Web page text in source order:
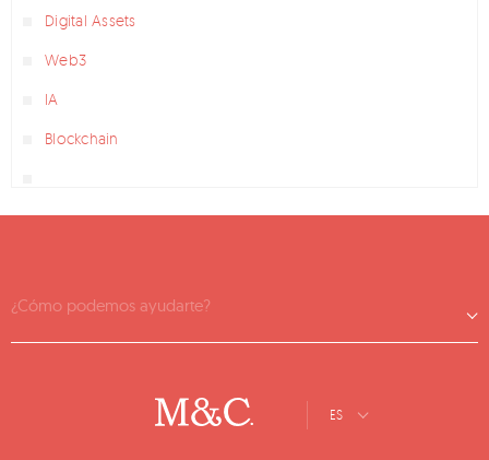
Digital Assets
Web3
IA
Blockchain
¿Cómo podemos ayudarte?
ES